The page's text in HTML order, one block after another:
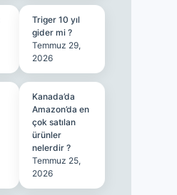
Triger 10 yıl
gider mi ?
Temmuz 29,
2026
Kanada’da
Amazon’da en
çok satılan
ürünler
nelerdir ?
Temmuz 25,
2026